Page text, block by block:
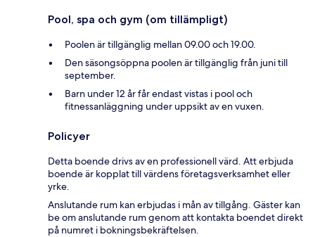
Pool, spa och gym (om tillämpligt)
Poolen är tillgänglig mellan 09.00 och 19.00.
Den säsongsöppna poolen är tillgänglig från juni till
september.
Barn under 12 år får endast vistas i pool och
fitnessanläggning under uppsikt av en vuxen.
Policyer
Detta boende drivs av en professionell värd. Att erbjuda
boende är kopplat till värdens företagsverksamhet eller
yrke.
Anslutande rum kan erbjudas i mån av tillgång. Gäster kan
be om anslutande rum genom att kontakta boendet direkt
på numret i bokningsbekräftelsen.